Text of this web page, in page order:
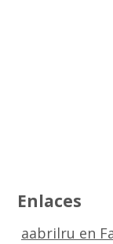
Enlaces
aabrilru en